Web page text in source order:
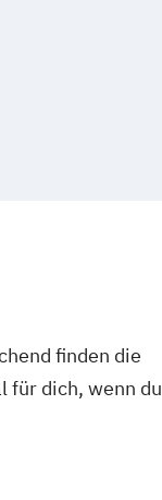
finden die
für dich, wenn du